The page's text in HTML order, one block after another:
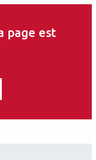
simplement
page est